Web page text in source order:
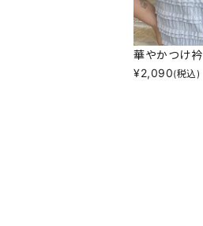
華やかつけ衿
¥2,090(税込)